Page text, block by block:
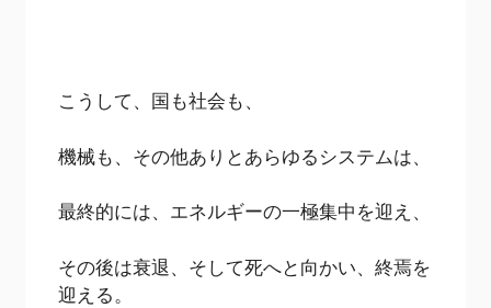
こうして、国も社会も、
機械も、その他ありとあらゆるシステムは、
最終的には、エネルギーの一極集中を迎え、
その後は衰退、そして死へと向かい、終焉を
迎える。